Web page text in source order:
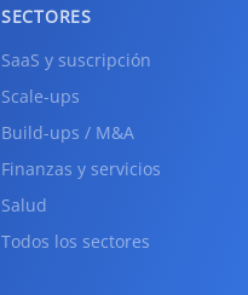
SECTORES
SaaS y suscripción
Scale-ups
Build-ups / M&A
Finanzas y servicios
Salud
Todos los sectores